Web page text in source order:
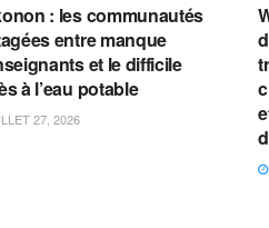
: les communautés
entre manque
et le difficile
à l’eau potable
27, 2026